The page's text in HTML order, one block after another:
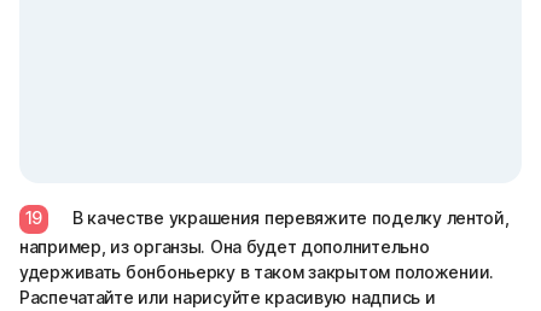
19
В качестве украшения перевяжите поделку лентой,
например, из органзы. Она будет дополнительно
удерживать бонбоньерку в таком закрытом положении.
Распечатайте или нарисуйте красивую надпись и